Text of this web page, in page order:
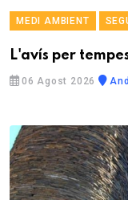
MEDI AMBIENT
L'avís per
06 Agost 2026